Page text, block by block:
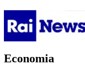
Economia